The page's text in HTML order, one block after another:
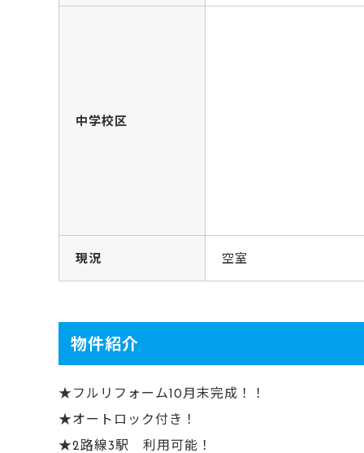
中学校区
現況 空室
物件紹介
★フルリフォーム10月末完成！！
★オートロック付き！
★2路線3駅 利用可能！